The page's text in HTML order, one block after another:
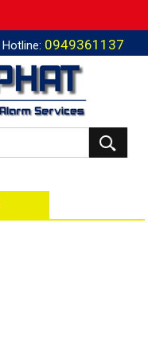
Hotline: 0949361137